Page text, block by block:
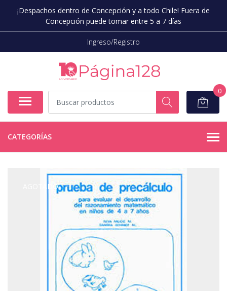
¡Despachos dentro de Concepción y a todo Chile! Fuera de
Concepción puede tomar entre 5 a 7 días
Ingreso/Registro
0
CATEGORÍAS
AGOTADO